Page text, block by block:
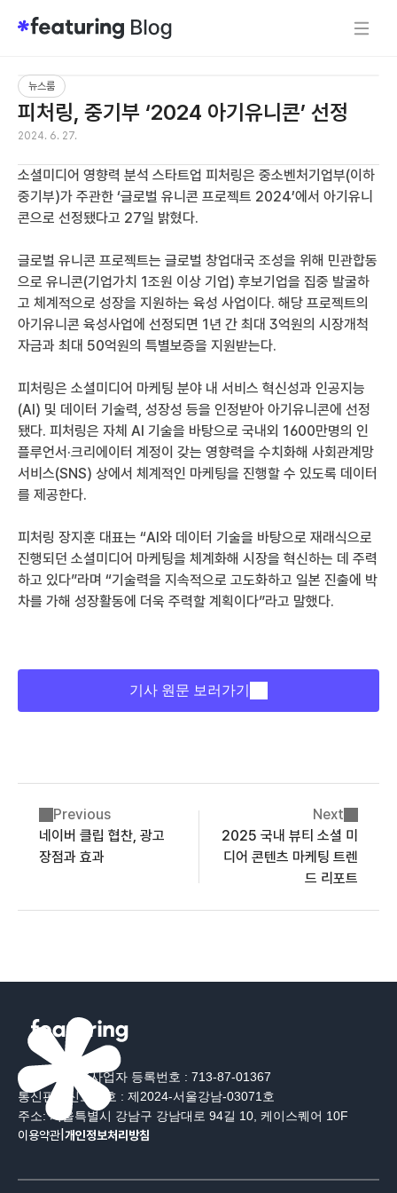
뉴스룸
피처링, 중기부 ‘2024 아기유니콘’ 선정
2024. 6. 27.
소셜미디어 영향력 분석 스타트업 피처링은 중소벤처기업부(이하
중기부)가 주관한 ‘글로벌 유니콘 프로젝트 2024’에서 아기유니
콘으로 선정됐다고 27일 밝혔다.
글로벌 유니콘 프로젝트는 글로벌 창업대국 조성을 위해 민관합동
으로 유니콘(기업가치 1조원 이상 기업) 후보기업을 집중 발굴하
고 체계적으로 성장을 지원하는 육성 사업이다. 해당 프로젝트의
아기유니콘 육성사업에 선정되면 1년 간 최대 3억원의 시장개척
자금과 최대 50억원의 특별보증을 지원받는다.
피처링은 소셜미디어 마케팅 분야 내 서비스 혁신성과 인공지능
(AI) 및 데이터 기술력, 성장성 등을 인정받아 아기유니콘에 선정
됐다. 피처링은 자체 AI 기술을 바탕으로 국내외 1600만명의 인
플루언서·크리에이터 계정이 갖는 영향력을 수치화해 사회관계망
서비스(SNS) 상에서 체계적인 마케팅을 진행할 수 있도록 데이터
를 제공한다.
피처링 장지훈 대표는 “AI와 데이터 기술을 바탕으로 재래식으로
진행되던 소셜미디어 마케팅을 체계화해 시장을 혁신하는 데 주력
하고 있다”라며 “기술력을 지속적으로 고도화하고 일본 진출에 박
차를 가해 성장활동에 더욱 주력할 계획이다”라고 말했다.
기사 원문 보러가기
Previous
네이버 클립 협찬, 광고
장점과 효과
Next
2025 국내 뷰티 소셜 미
디어 콘텐츠 마케팅 트렌
드 리포트
대표 : 장지훈사업자 등록번호 : 713-87-01367
주소: 서울특별시 강남구 강남대로 94길 10, 케이스퀘어 10F
이용약관 개인정보처리방침
통신판매신고번호 : 제2024-서울강남-03071호